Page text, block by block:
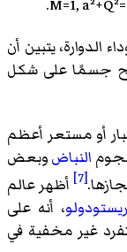
يتبين أن
جسمًا على شكل
أو مستعر أعظم
النباضوبعض
[7]
أظهر عالم
، أنه على
غير مخفية في